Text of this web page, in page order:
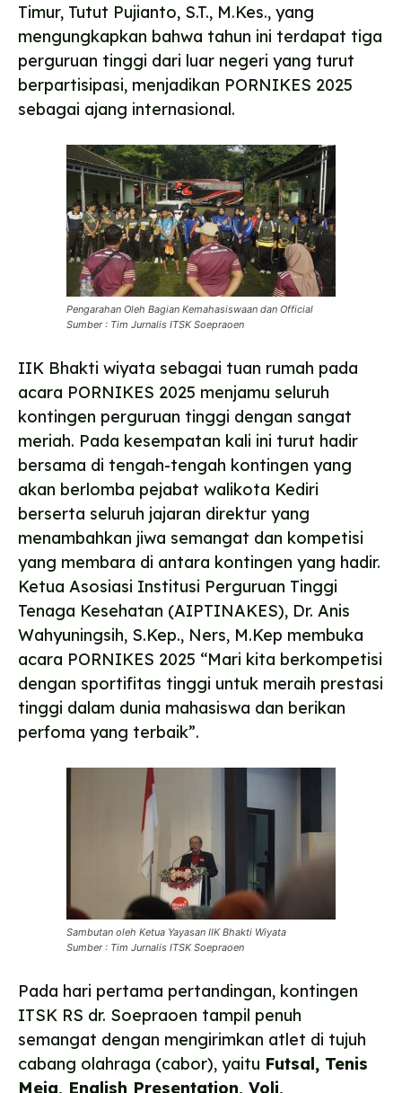
Timur, Tutut Pujianto, S.T., M.Kes., yang
mengungkapkan bahwa tahun ini terdapat tiga
perguruan tinggi dari luar negeri yang turut
berpartisipasi, menjadikan PORNIKES 2025
sebagai ajang internasional.
Pengarahan Oleh Bagian Kemahasiswaan dan Official
Sumber : Tim Jurnalis ITSK Soepraoen
IIK Bhakti wiyata sebagai tuan rumah pada
acara PORNIKES 2025 menjamu seluruh
kontingen perguruan tinggi dengan sangat
meriah. Pada kesempatan kali ini turut hadir
bersama di tengah-tengah kontingen yang
akan berlomba pejabat walikota Kediri
berserta seluruh jajaran direktur yang
menambahkan jiwa semangat dan kompetisi
yang membara di antara kontingen yang hadir.
Ketua Asosiasi Institusi Perguruan Tinggi
Tenaga Kesehatan (AIPTINAKES), Dr. Anis
Wahyuningsih, S.Kep., Ners, M.Kep membuka
acara PORNIKES 2025 “Mari kita berkompetisi
dengan sportifitas tinggi untuk meraih prestasi
tinggi dalam dunia mahasiswa dan berikan
perfoma yang terbaik”.
Sambutan oleh Ketua Yayasan IIK Bhakti Wiyata
Sumber : Tim Jurnalis ITSK Soepraoen
Pada hari pertama pertandingan, kontingen
ITSK RS dr. Soepraoen tampil penuh
semangat dengan mengirimkan atlet di tujuh
cabang olahraga (cabor), yaitu Futsal, Tenis
Meja, English Presentation, Voli,